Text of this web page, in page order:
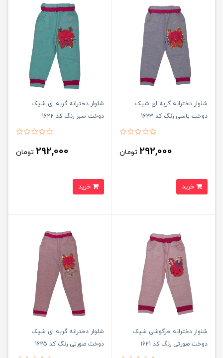
شلوار دخترانه گربه ای شیک
دوخت یاسی رنگ کد 1623
292,000 تومان
شلوار دخترانه گربه ای شیک
دوخت سبز رنگ کد 1622
292,000 تومان
شلوار دخترانه خرگوشی شیک
دوخت صورتی رنگ کد 1621
شلوار دخترانه گربه ای شیک
دوخت صورتی رنگ کد 1625